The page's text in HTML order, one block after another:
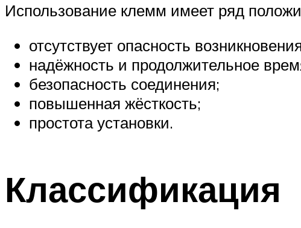
Использование клемм имеет ряд
отсутствует опасность
надёжность и продолжительное
безопасность соединения;
повышенная жёсткость;
простота установки.
Классификация